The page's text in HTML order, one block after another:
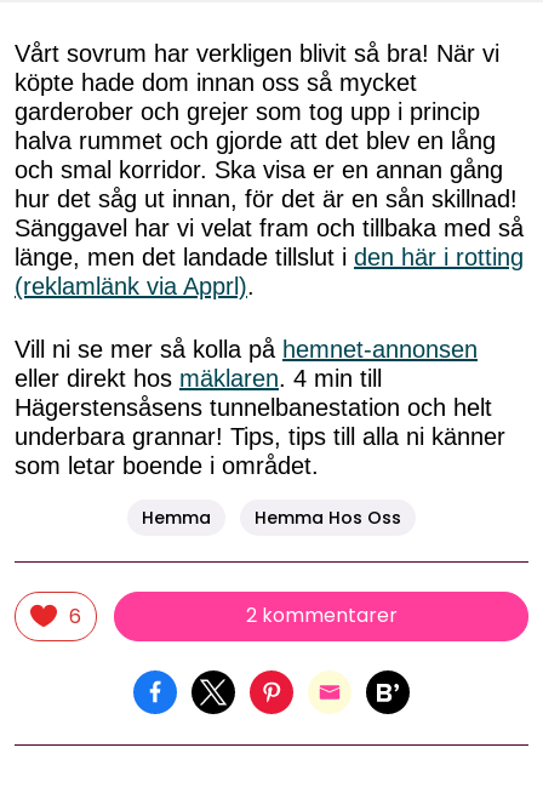
Vårt sovrum har verkligen blivit så bra! När vi
köpte hade dom innan oss så mycket
garderober och grejer som tog upp i princip
halva rummet och gjorde att det blev en lång
och smal korridor. Ska visa er en annan gång
hur det såg ut innan, för det är en sån skillnad!
Sänggavel har vi velat fram och tillbaka med så
länge, men det landade tillslut i den här i rotting
(reklamlänk via Apprl).
Vill ni se mer så kolla på hemnet-annonsen
eller direkt hos mäklaren. 4 min till
Hägerstensåsens tunnelbanestation och helt
underbara grannar! Tips, tips till alla ni känner
som letar boende i området.
Hemma Hemma Hos Oss
6 2 kommentarer